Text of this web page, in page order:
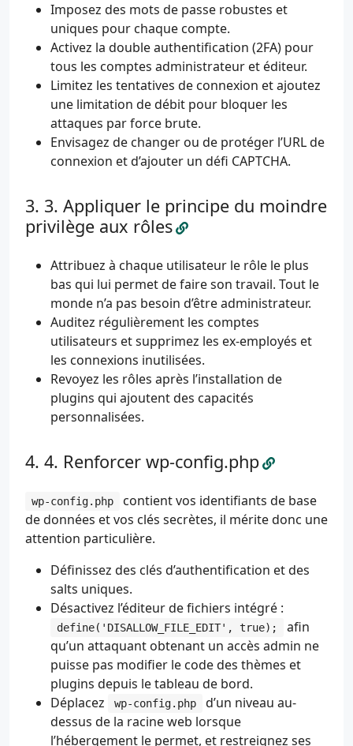
Imposez des mots de passe robustes et
uniques pour chaque compte.
Activez la double authentification (2FA) pour
tous les comptes administrateur et éditeur.
Limitez les tentatives de connexion et ajoutez
une limitation de débit pour bloquer les
attaques par force brute.
Envisagez de changer ou de protéger l’URL de
connexion et d’ajouter un défi CAPTCHA.
3. Appliquer le principe du moindre
privilège aux rôles
Attribuez à chaque utilisateur le rôle le plus
bas qui lui permet de faire son travail. Tout le
monde n’a pas besoin d’être administrateur.
Auditez régulièrement les comptes
utilisateurs et supprimez les ex-employés et
les connexions inutilisées.
Revoyez les rôles après l’installation de
plugins qui ajoutent des capacités
personnalisées.
4. Renforcer wp-config.php
wp-config.php
contient vos identifiants de base
de données et vos clés secrètes, il mérite donc une
attention particulière.
Définissez des clés d’authentification et des
salts uniques.
Désactivez l’éditeur de fichiers intégré :
define('DISALLOW_FILE_EDIT', true);
afin
qu’un attaquant obtenant un accès admin ne
puisse pas modifier le code des thèmes et
plugins depuis le tableau de bord.
Déplacez
wp-config.php
d’un niveau au-
dessus de la racine web lorsque
l’hébergement le permet, et restreignez ses